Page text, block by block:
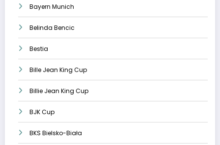
Bayern Munich
Belinda Bencic
Bestia
Bille Jean King Cup
Billie Jean King Cup
BJK Cup
BKS Bielsko-Biała